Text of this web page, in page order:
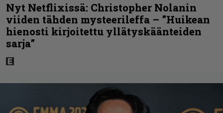
Nyt Netflixissä: Christopher Nolanin
viiden tähden mysteerileffa – ”Huikean
hienosti kirjoitettu yllätyskäänteiden
sarja”